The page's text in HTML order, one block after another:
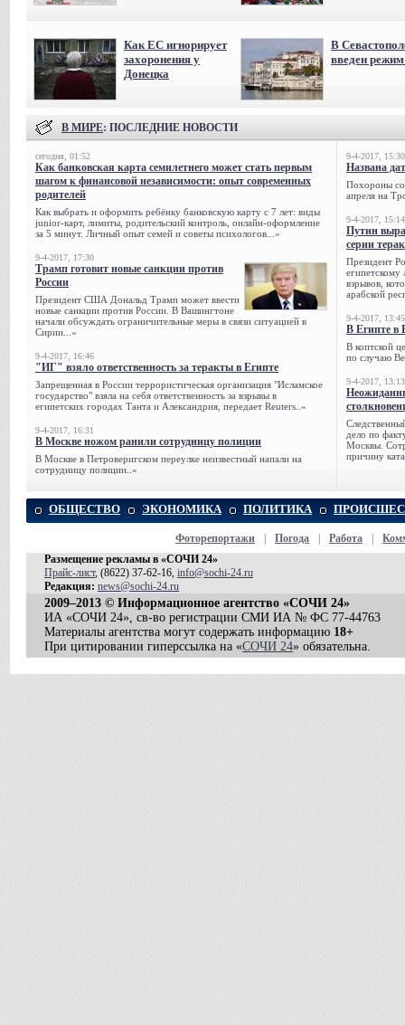
Как ЕС игнорирует
захоронения у
Донецка
В
введен
В МИРЕ: ПОСЛЕДНИЕ НОВОСТИ
сегодня, 01:52
Как банковская карта семилетнего может стать первым
шагом к финансовой независимости: опыт современных
родителей
Как выбрать и оформить ребёнку банковскую карту с 7 лет: виды
junior-карт, лимиты, родительский контроль, онлайн-оформление
за 5 минут. Личный опыт семей и советы психологов...»
9-4-2017, 17:30
Трамп готовит новые санкции против
России
Президент США Дональд Трамп может ввести
новые санкции против России. В Вашингтоне
начали обсуждать ограничительные меры в связи ситуацией в
Сирии...»
9-4-2017, 16:46
"ИГ" взяло ответственность за теракты в Египте
Запрещенная в России террористическая организация "Исламское
государство" взяла на себя ответственность за взрывы в
египетских городах Танта и Александрия, передает Reuters..»
9-4-2017, 16:31
В Москве ножом ранили сотрудницу полиции
В Москве в Петроверигском переулке неизвестный напали на
сотрудницу полиции..»
9-4-2017, 15:30
Названа
Похороны
апреля на
9-4-2017, 15:14
Путин
серии
Президент
египетскому
взрывов,
арабской
9-4-2017, 13:45
В Египте в
В коптской
по случаю
9-4-2017, 13:13
дело по
Москвы.
причину
ОБЩЕСТВО ЭКОНОМИКА ПОЛИТИКА
Фоторепортажи Погода Работа
Размещение рекламы в «СОЧИ 24»
Прайс-лист, (8622) 37-62-16, info@sochi-24.ru
Редакция: news@sochi-24.ru
2009–2013 © Информационное агентство «СОЧИ 24»
ИА «СОЧИ 24», св-во регистрации СМИ ИА № ФС 77-44763
Материалы агентства могут содержать информацию 18+
При цитировании гиперссылка на «СОЧИ 24» обязательна.